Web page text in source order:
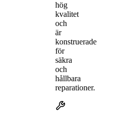
hög
kvalitet
och
är
konstruerade
för
säkra
och
hållbara
reparationer.